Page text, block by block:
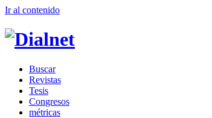
Ir al contenido
Buscar
Revistas
Tesis
Congresos
métricas